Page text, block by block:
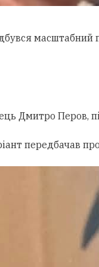
масштабний
Дмитро Перов,
передбачав